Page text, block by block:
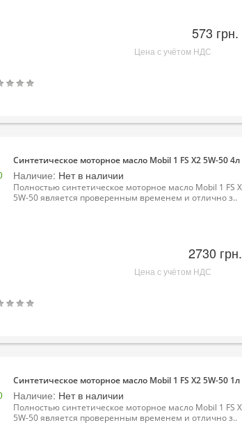
573 грн.
Цена с учётом НДС
Синтетическое моторное масло Mobil 1 FS X2 5W-50 4л
Наличие: Нет в наличии
Полностью синтетическое моторное масло Mobil 1 FS
5W-50 является проверенным временем и отлично з..
2730 грн.
Цена с учётом НДС
Синтетическое моторное масло Mobil 1 FS X2 5W-50 1л
Наличие: Нет в наличии
Полностью синтетическое моторное масло Mobil 1 FS
5W-50 является проверенным временем и отлично з..